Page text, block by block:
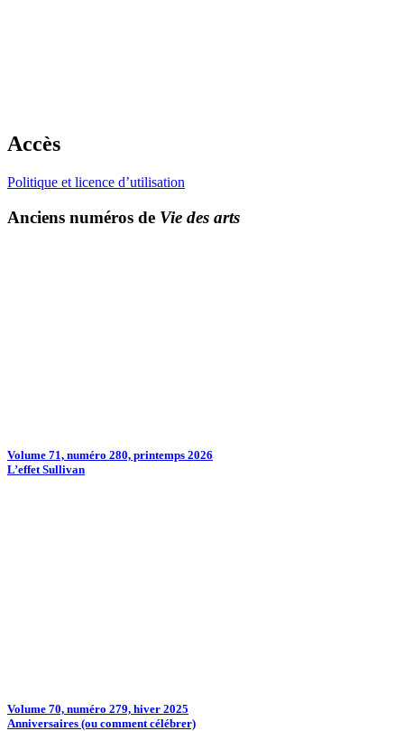
Accès
Politique et licence d’utilisation
Anciens numéros de Vie des arts
Volume 71, numéro 280, printemps 2026
L’effet Sullivan
Volume 70, numéro 279, hiver 2025
Anniversaires (ou comment célébrer)